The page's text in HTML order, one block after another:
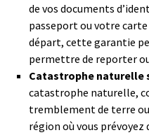
de vos documents
passeport ou votre
départ, cette garantie
permettre de reporter
Catastrophe naturelle
catastrophe naturelle,
tremblement de terre
région où vous prévoyez